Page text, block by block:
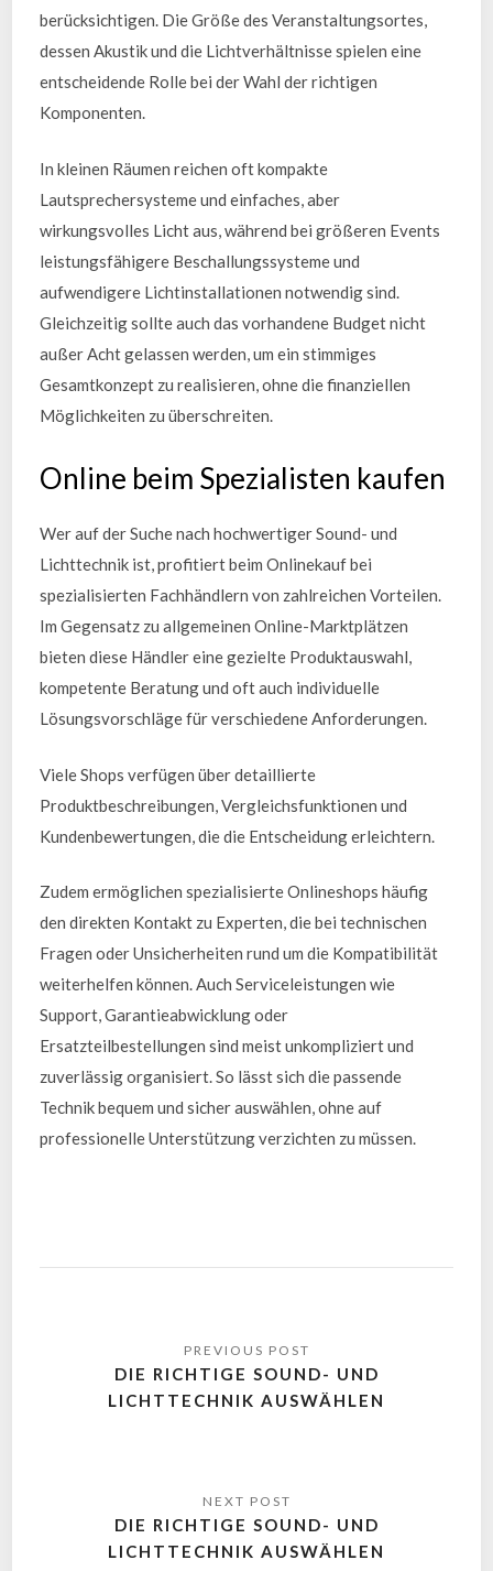
berücksichtigen. Die Größe des Veranstaltungsortes,
dessen Akustik und die Lichtverhältnisse spielen eine
entscheidende Rolle bei der Wahl der richtigen
Komponenten.
In kleinen Räumen reichen oft kompakte
Lautsprechersysteme und einfaches, aber
wirkungsvolles Licht aus, während bei größeren Events
leistungsfähigere Beschallungssysteme und
aufwendigere Lichtinstallationen notwendig sind.
Gleichzeitig sollte auch das vorhandene Budget nicht
außer Acht gelassen werden, um ein stimmiges
Gesamtkonzept zu realisieren, ohne die finanziellen
Möglichkeiten zu überschreiten.
Online beim Spezialisten kaufen
Wer auf der Suche nach hochwertiger Sound- und
Lichttechnik ist, profitiert beim Onlinekauf bei
spezialisierten Fachhändlern von zahlreichen Vorteilen.
Im Gegensatz zu allgemeinen Online-Marktplätzen
bieten diese Händler eine gezielte Produktauswahl,
kompetente Beratung und oft auch individuelle
Lösungsvorschläge für verschiedene Anforderungen.
Viele Shops verfügen über detaillierte
Produktbeschreibungen, Vergleichsfunktionen und
Kundenbewertungen, die die Entscheidung erleichtern.
Zudem ermöglichen spezialisierte Onlineshops häufig
den direkten Kontakt zu Experten, die bei technischen
Fragen oder Unsicherheiten rund um die Kompatibilität
weiterhelfen können. Auch Serviceleistungen wie
Support, Garantieabwicklung oder
Ersatzteilbestellungen sind meist unkompliziert und
zuverlässig organisiert. So lässt sich die passende
Technik bequem und sicher auswählen, ohne auf
professionelle Unterstützung verzichten zu müssen.
DIE RICHTIGE SOUND- UND
LICHTTECHNIK AUSWÄHLEN
DIE RICHTIGE SOUND- UND
LICHTTECHNIK AUSWÄHLEN